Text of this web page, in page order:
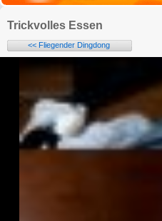
Trickvolles Essen
<< Fliegender Dingdong